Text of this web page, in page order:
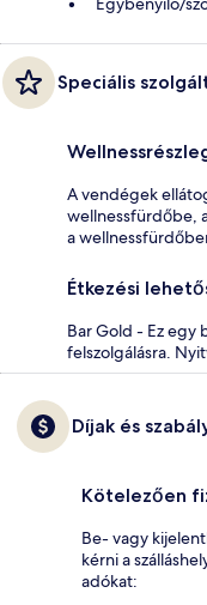
Speciális
A vendégek
wellnessfürdőbe,
a
Étkezési
Bar Gold - Ez egy
felszolgálásra.
Díjak és
Kötelezően
Be- vagy
kérni a
adókat: